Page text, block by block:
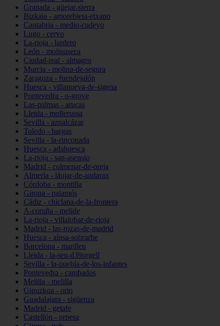
Granada - güejar-sierra
Bizkaia - amorebieta-etxano
Cantabria - medio-cudeyo
Lugo - cervo
La-rioja - lardero
León - molinaseca
Ciudad-real - almagro
Murcia - molina-de-segura
Zaragoza - fuendejalón
Huesca - villanueva-de-sigena
Pontevedra - o-grove
Las-palmas - arucas
Lleida - mollerussa
Sevilla - aznalcázar
Toledo - bargas
Sevilla - la-rinconada
Huesca - adahuesca
La-rioja - san-asensio
Madrid - colmenar-de-oreja
Almería - láujar-de-andarax
Córdoba - montilla
Girona - palamós
Cádiz - chiclana-de-la-frontera
A-coruña - melide
La-rioja - villalobar-de-rioja
Madrid - las-rozas-de-madrid
Huesca - aínsa-sobrarbe
Barcelona - manlleu
Lleida - la-seu-d39urgell
Sevilla - la-puebla-de-los-infantes
Pontevedra - cambados
Melilla - melilla
Gipuzkoa - orio
Guadalajara - sigüenza
Madrid - getafe
Castellón - orpesa